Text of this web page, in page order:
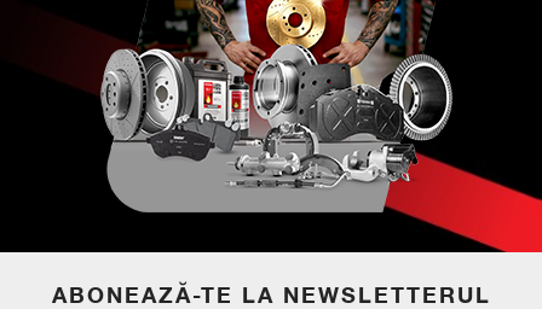
ABONEAZĂ-TE LA NEWSLETTERUL